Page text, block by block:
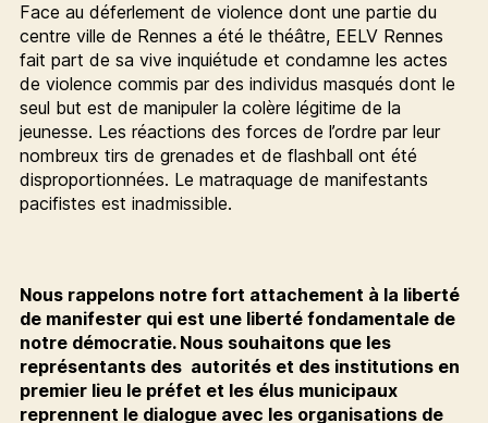
Face au déferlement de violence dont une partie du
centre ville de Rennes a été le théâtre, EELV Rennes
fait part de sa vive inquiétude et condamne les actes
de violence commis par des individus masqués dont le
seul but est de manipuler la colère légitime de la
jeunesse. Les réactions des forces de l’ordre par leur
nombreux tirs de grenades et de flashball ont été
disproportionnées. Le matraquage de manifestants
pacifistes est inadmissible.
Nous rappelons notre fort attachement à la liberté
de manifester qui est une liberté fondamentale de
notre démocratie. Nous souhaitons que les
représentants des autorités et des institutions en
premier lieu le préfet et les élus municipaux
reprennent le dialogue avec les organisations de